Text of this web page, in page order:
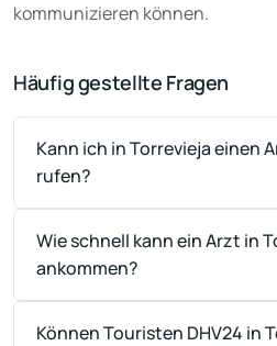
kommunizieren können.
Häufig gestellte Fragen
Kann ich in Torrevieja einen
rufen?
Wie schnell kann ein Arzt in
ankommen?
Können Touristen DHV24 in